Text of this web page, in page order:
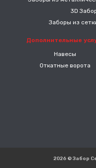
3D
Заборы из
Дополнительные
Навесы
Откатные ворота
2026 © Забор